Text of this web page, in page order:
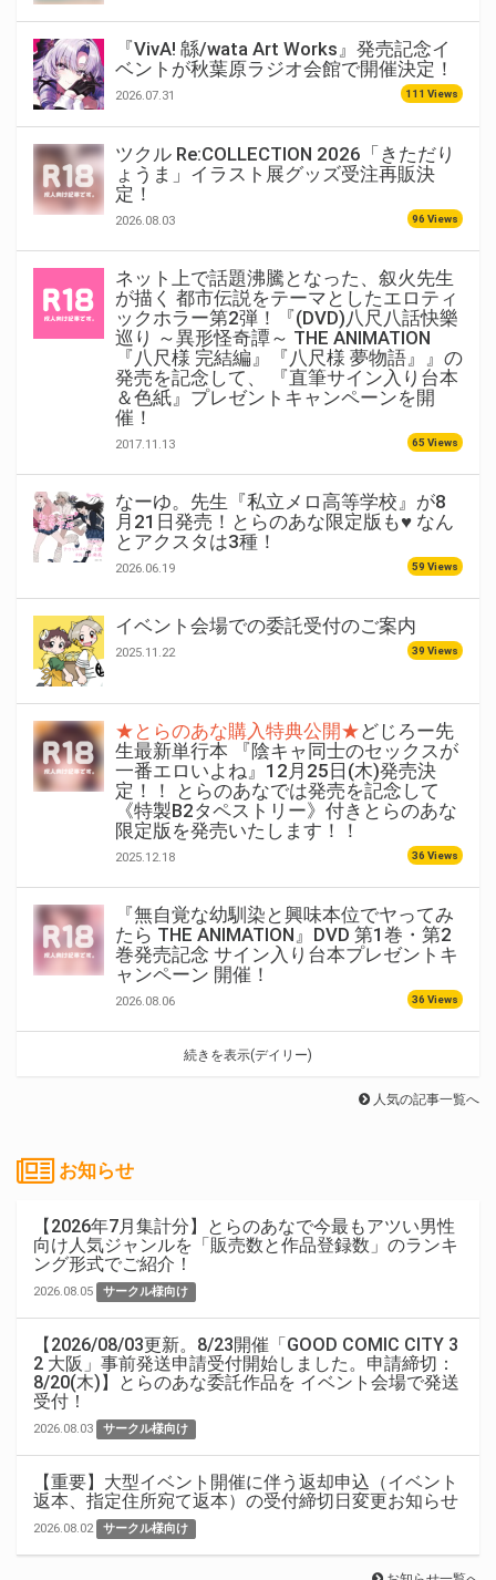
『VivA! 緜/wata Art Works』発売記念イ
ベントが秋葉原ラジオ会館で開催決定！
2026.07.31 111 Views
ツクル Re:COLLECTION 2026「きただり
ょうま」イラスト展グッズ受注再販決
定！
2026.08.03 96 Views
ネット上で話題沸騰となった、叙火先生
が描く 都市伝説をテーマとしたエロティ
ックホラー第2弾！『(DVD)八尺八話快樂
巡り ～異形怪奇譚～ THE ANIMATION
『八尺様 完結編』『八尺様 夢物語』』の
発売を記念して、 『直筆サイン入り台本
＆色紙』プレゼントキャンペーンを開
催！
2017.11.13 65 Views
なーゆ。先生『私立メロ高等学校』が8
月21日発売！とらのあな限定版も♥ なん
とアクスタは3種！
2026.06.19 59 Views
イベント会場での委託受付のご案内
2025.11.22 39 Views
★とらのあな購入特典公開★どじろー先
生最新単行本 『陰キャ同士のセックスが
一番エロいよね』12月25日(木)発売決
定！！ とらのあなでは発売を記念して
《特製B2タペストリー》付きとらのあな
限定版を発売いたします！！
2025.12.18 36 Views
『無自覚な幼馴染と興味本位でヤってみ
たら THE ANIMATION』DVD 第1巻・第2
巻発売記念 サイン入り台本プレゼントキ
ャンペーン 開催！
2026.08.06 36 Views
続きを表示(デイリー)
人気の記事一覧へ
お知らせ
【2026年7月集計分】とらのあなで今最もアツい男性
向け人気ジャンルを「販売数と作品登録数」のランキ
ング形式でご紹介！
2026.08.05 サークル様向け
【2026/08/03更新。8/23開催「GOOD COMIC CITY 3
2 大阪」事前発送申請受付開始しました。申請締切：
8/20(木)】とらのあな委託作品を イベント会場で発送
受付！
2026.08.03 サークル様向け
【重要】大型イベント開催に伴う返却申込（イベント
返本、指定住所宛て返本）の受付締切日変更お知らせ
2026.08.02 サークル様向け